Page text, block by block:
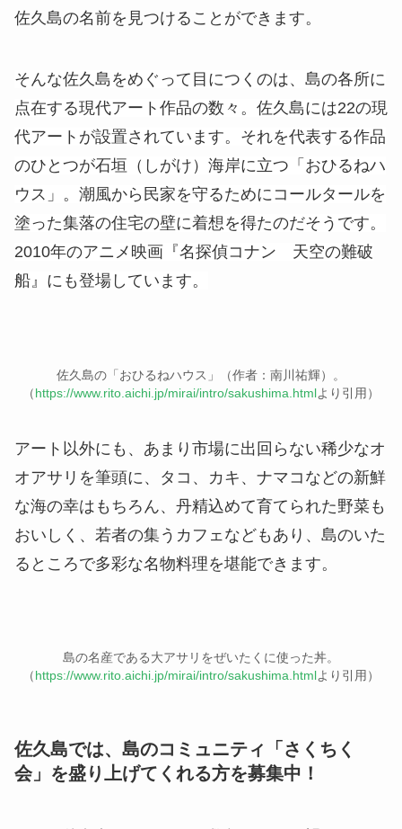
佐久島の名前を見つけることができます。
そんな佐久島をめぐって目につくのは、島の各所に
点在する現代アート作品の数々。佐久島には22の現
代アートが設置されています。それを代表する作品
のひとつが石垣（しがけ）海岸に立つ「おひるねハ
ウス」。潮風から民家を守るためにコールタールを
塗った集落の住宅の壁に着想を得たのだそうです。
2010年のアニメ映画『名探偵コナン 天空の難破
船』にも登場しています。
佐久島の「おひるねハウス」（作者：南川祐輝）。
（https://www.rito.aichi.jp/mirai/intro/sakushima.htmlより引用）
アート以外にも、あまり市場に出回らない稀少なオ
オアサリを筆頭に、タコ、カキ、ナマコなどの新鮮
な海の幸はもちろん、丹精込めて育てられた野菜も
おいしく、若者の集うカフェなどもあり、島のいた
るところで多彩な名物料理を堪能できます。
島の名産である大アサリをぜいたくに使った丼。
（https://www.rito.aichi.jp/mirai/intro/sakushima.htmlより引用）
佐久島では、島のコミュニティ「さくちく
会」を盛り上げてくれる方を募集中！